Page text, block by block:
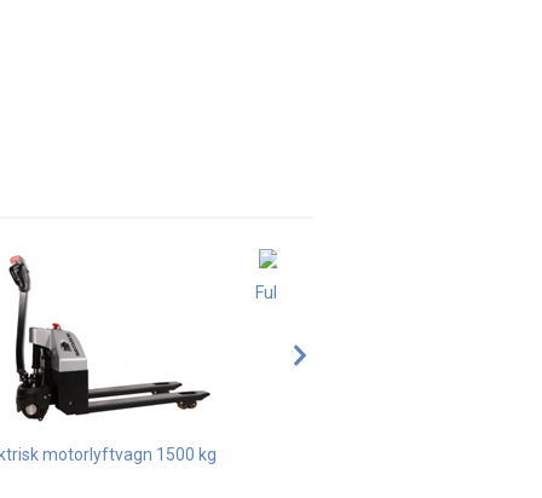
motorlyftvagn 1500 kg
Fullelektrisk motorlyftvagn